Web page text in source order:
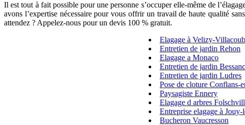
Il est tout à fait possible pour une personne s’occuper elle-même de
avons l’expertise nécessaire pour vous offrir un travail de haute qualité
attendez ? Appelez-nous pour un devis 100 % gratuit.
Elagage à Velizy-
Entretien de jardin Rehon
Elagage a Monaco
Entretien de jardin
Entretien de jardin Ludres
Pose de cloture Conflans-
Paysagiste Ennery
Elagage d arbres
Entreprise elagage à
Bucheron Vaucresson